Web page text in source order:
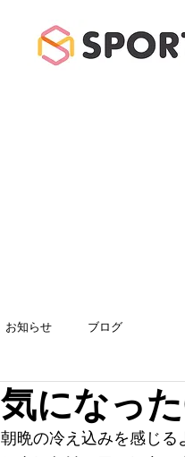
お知らせ ブログ
気になっ
朝晩の冷え込みを感じる